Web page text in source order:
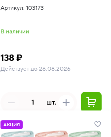
Артикул: 103173
В наличии
138 ₽
Действует до 26.08.2026
шт.
АКЦИЯ